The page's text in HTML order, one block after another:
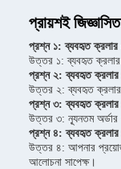
প্রায়শই
প্রশ্ন ১: ব্যবহৃত ক্রলার
উত্তর ১: ব্যবহৃত ক্রলার
প্রশ্ন ২: ব্যবহৃত ক্রলার
উত্তর ২: ব্যবহৃত ক্রলার
প্রশ্ন ৩: ব্যবহৃত ক্রলার
উত্তর ৩: ন্যূনতম অর্ডার
প্রশ্ন ৪: ব্যবহৃত ক্রলার
উত্তর ৪: আপনার
আলোচনা সাপেক্ষ।